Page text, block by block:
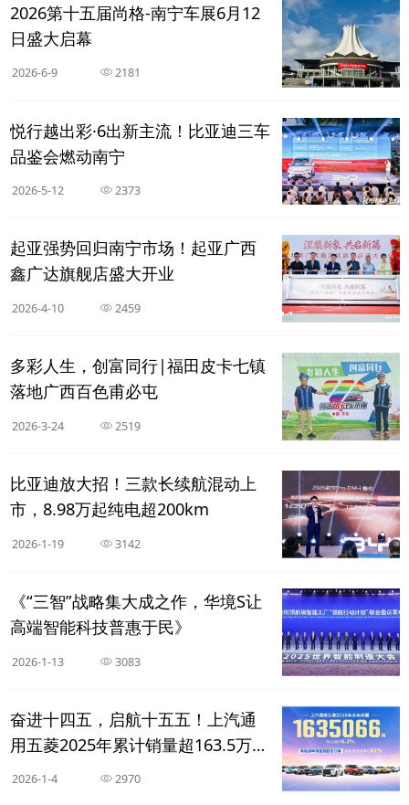
2026第十五届尚格-南宁车展6月12
日盛大启幕
2026-6-9 2181
悦行越出彩·6出新主流！比亚迪三车
品鉴会燃动南宁
2026-5-12 2373
起亚强势回归南宁市场！起亚广西
鑫广达旗舰店盛大开业
2026-4-10 2459
多彩人生，创富同行|福田皮卡七镇
落地广西百色甫必屯
2026-3-24 2519
比亚迪放大招！三款长续航混动上
市，8.98万起纯电超200km
2026-1-19 3142
《“三智”战略集大成之作，华境S让
高端智能科技普惠于民》
2026-1-13 3083
奋进十四五，启航十五五！上汽通
用五菱2025年累计销量超163.5万
辆，新能源年销首超百万
2026-1-4 2970